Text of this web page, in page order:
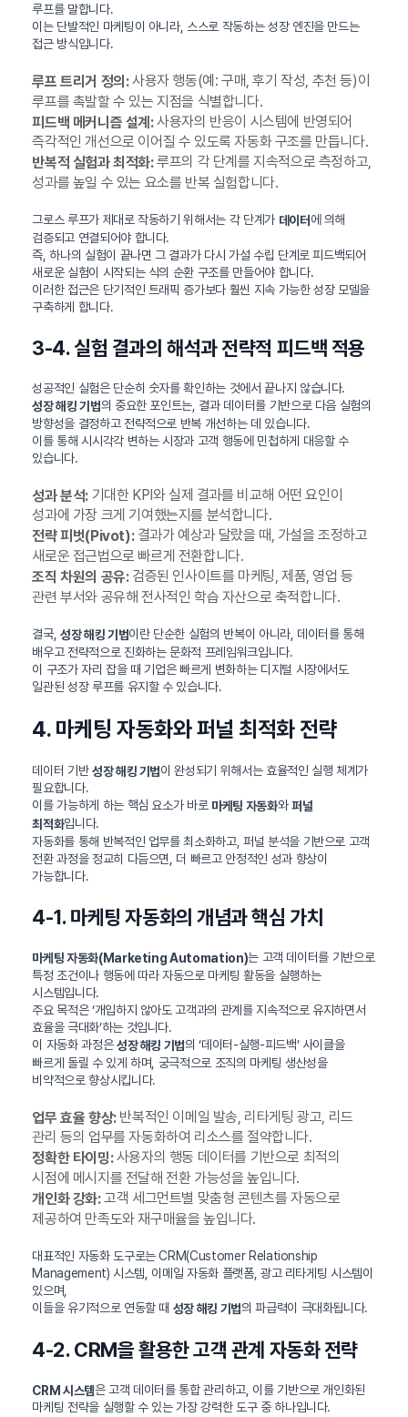
루프를 말합니다.
이는 단발적인 마케팅이 아니라, 스스로 작동하는 성장 엔진을 만드는
접근 방식입니다.
루프 트리거 정의:사용자 행동(예: 구매, 후기 작성, 추천 등)이
루프를 촉발할 수 있는 지점을 식별합니다.
피드백 메커니즘 설계:사용자의 반응이 시스템에 반영되어
즉각적인 개선으로 이어질 수 있도록 자동화 구조를 만듭니다.
반복적 실험과 최적화:루프의 각 단계를 지속적으로 측정하고,
성과를 높일 수 있는 요소를 반복 실험합니다.
그로스 루프가 제대로 작동하기 위해서는 각 단계가 데이터에 의해
검증되고 연결되어야 합니다.
즉, 하나의 실험이 끝나면 그 결과가 다시 가설 수립 단계로 피드백되어
새로운 실험이 시작되는 식의 순환 구조를 만들어야 합니다.
이러한 접근은 단기적인 트래픽 증가보다 훨씬 지속 가능한 성장 모델을
구축하게 합니다.
3-4. 실험 결과의 해석과 전략적 피드백 적용
성공적인 실험은 단순히 숫자를 확인하는 것에서 끝나지 않습니다.
성장 해킹 기법의 중요한 포인트는, 결과 데이터를 기반으로 다음 실험의
방향성을 결정하고 전략적으로 반복 개선하는 데 있습니다.
이를 통해 시시각각 변하는 시장과 고객 행동에 민첩하게 대응할 수
있습니다.
성과 분석:기대한 KPI와 실제 결과를 비교해 어떤 요인이
성과에 가장 크게 기여했는지를 분석합니다.
전략 피벗(Pivot):결과가 예상과 달랐을 때, 가설을 조정하고
새로운 접근법으로 빠르게 전환합니다.
조직 차원의 공유:검증된 인사이트를 마케팅, 제품, 영업 등
관련 부서와 공유해 전사적인 학습 자산으로 축적합니다.
결국, 성장 해킹 기법이란 단순한 실험의 반복이 아니라, 데이터를 통해
배우고 전략적으로 진화하는 문화적 프레임워크입니다.
이 구조가 자리 잡을 때 기업은 빠르게 변화하는 디지털 시장에서도
일관된 성장 루프를 유지할 수 있습니다.
4. 마케팅 자동화와 퍼널 최적화 전략
데이터 기반성장 해킹 기법이 완성되기 위해서는 효율적인 실행 체계가
필요합니다.
이를 가능하게 하는 핵심 요소가 바로 마케팅 자동화와퍼널
최적화입니다.
자동화를 통해 반복적인 업무를 최소화하고, 퍼널 분석을 기반으로 고객
전환 과정을 정교히 다듬으면, 더 빠르고 안정적인 성과 향상이
가능합니다.
4-1. 마케팅 자동화의 개념과 핵심 가치
마케팅 자동화(Marketing Automation)는 고객 데이터를 기반으로
특정 조건이나 행동에 따라 자동으로 마케팅 활동을 실행하는
시스템입니다.
주요 목적은 ‘개입하지 않아도 고객과의 관계를 지속적으로 유지하면서
효율을 극대화’하는 것입니다.
이 자동화 과정은성장 해킹 기법의 ‘데이터-실행-피드백’ 사이클을
빠르게 돌릴 수 있게 하며, 궁극적으로 조직의 마케팅 생산성을
비약적으로 향상시킵니다.
업무 효율 향상:반복적인 이메일 발송, 리타게팅 광고, 리드
관리 등의 업무를 자동화하여 리소스를 절약합니다.
정확한 타이밍:사용자의 행동 데이터를 기반으로 최적의
시점에 메시지를 전달해 전환 가능성을 높입니다.
개인화 강화:고객 세그먼트별 맞춤형 콘텐츠를 자동으로
제공하여 만족도와 재구매율을 높입니다.
대표적인 자동화 도구로는 CRM(Customer Relationship
Management) 시스템, 이메일 자동화 플랫폼, 광고 리타게팅 시스템이
있으며,
이들을 유기적으로 연동할 때 성장 해킹 기법의 파급력이 극대화됩니다.
4-2. CRM을 활용한 고객 관계 자동화 전략
CRM 시스템은 고객 데이터를 통합 관리하고, 이를 기반으로 개인화된
마케팅 전략을 실행할 수 있는 가장 강력한 도구 중 하나입니다.